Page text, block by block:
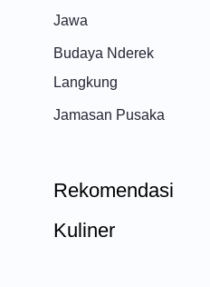
Jawa
Budaya Nderek
Langkung
Jamasan Pusaka
Rekomendasi
Kuliner